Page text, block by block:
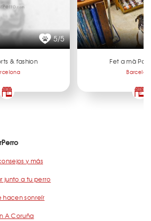
5/5
& fashion Fet a mà
y más
junto a tu perro
hacen sonreír
A Coruña